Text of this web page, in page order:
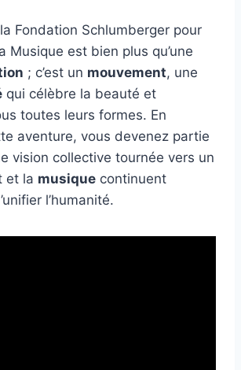
Fondation Schlumberger pour
Musique est bien plus qu’une
; c’est un mouvement, une
qui célèbre la beauté et
toutes leurs formes. En
aventure, vous devenez partie
vision collective tournée vers un
et la musique continuent
l’humanité.